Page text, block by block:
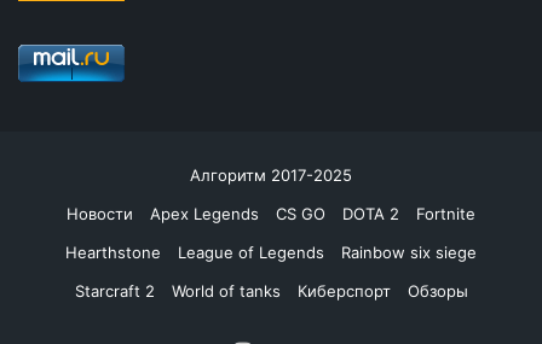
Алгоритм 2017-2025
Новости
Apex Legends CS GO DOTA 2
Fortnite
Hearthstone
League of Legends
Rainbow six siege
Starcraft 2
World of tanks Киберспорт Обзоры